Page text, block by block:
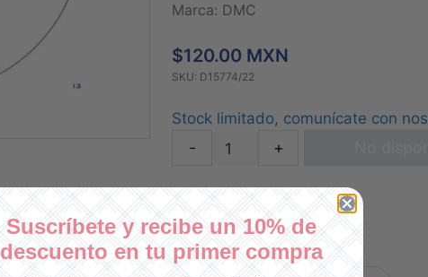
Marca: DMC
$120.00 MXN
SKU: D15774/22
Stock limitado, comunícate con
- +
Suscríbete y recibe un 10% de
descuento en tu primer compra